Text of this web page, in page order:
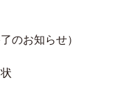
のお知らせ）